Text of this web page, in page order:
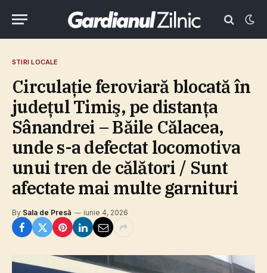
STIRI LOCALE
Circulaţie feroviară blocată în
judeţul Timiş, pe distanţa
Sânandrei – Băile Călacea,
unde s-a defectat locomotiva
unui tren de călători / Sunt
afectate mai multe garnituri
By Sala de Presă iunie 4, 2026